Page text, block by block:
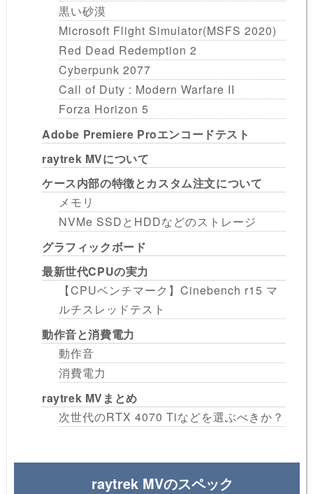
黒い砂漠
Microsoft Flight Simulator(MSFS 2020)
Red Dead Redemption 2
Cyberpunk 2077
Call of Duty : Modern Warfare II
Forza Horizon 5
Adobe Premiere Proエンコードテスト
raytrek MVについて
ケース内部の特徴とカスタム注文について
メモリ
NVMe SSDとHDDなどのストレージ
グラフィックボード
最新世代CPUの実力
【CPUベンチマーク】Cinebench r15 マ
ルチスレッドテスト
動作音と消費電力
動作音
消費電力
raytrek MVまとめ
次世代のRTX 4070 Tiなどを選ぶべきか？
raytrek MVのスペック